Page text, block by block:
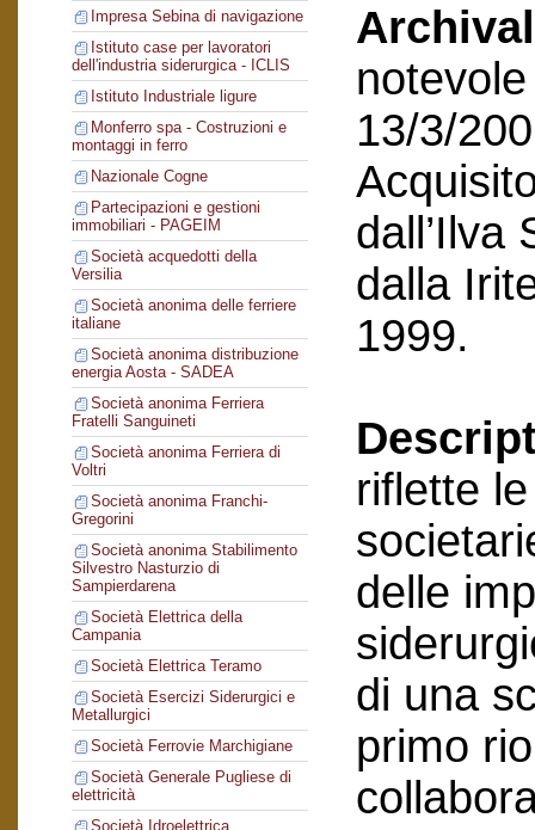
Impresa Sebina di navigazione
Istituto case per lavoratori
dell'industria siderurgica - ICLIS
Istituto Industriale ligure
Monferro spa - Costruzioni e
montaggi in ferro
Nazionale Cogne
Partecipazioni e gestioni
immobiliari - PAGEIM
Società acquedotti della
Versilia
Società anonima delle ferriere
italiane
Società anonima distribuzione
energia Aosta - SADEA
Società anonima Ferriera
Fratelli Sanguineti
Società anonima Ferriera di
Voltri
Società anonima Franchi-
Gregorini
Società anonima Stabilimento
Silvestro Nasturzio di
Sampierdarena
Società Elettrica della
Campania
Società Elettrica Teramo
Società Esercizi Siderurgici e
Metallurgici
Società Ferrovie Marchigiane
Società Generale Pugliese di
elettricità
Società Idroelettrica
13/3/
dall’Ilva
dalla
1999.
riflette
delle
di una
primo